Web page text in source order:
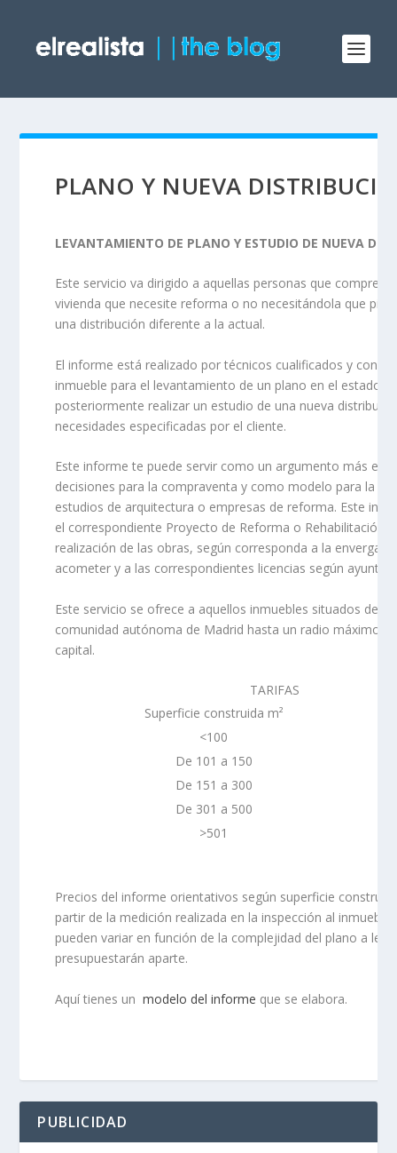
PLANO Y NUEVA
LEVANTAMIENTO DE PLANO Y ESTUDIO DE NUEVA
Este servicio va dirigido a aquellas personas que compren
vivienda que necesite reforma o no necesitándola que
una distribución diferente a la actual.
El informe está realizado por técnicos cualificados y
inmueble para el levantamiento de un plano en el estado
posteriormente realizar un estudio de una nueva
necesidades especificadas por el cliente.
Este informe te puede servir como un argumento más en
decisiones para la compraventa y como modelo para la
estudios de arquitectura o empresas de reforma. Este
el correspondiente Proyecto de Reforma o Rehabilitación
realización de las obras, según corresponda a la
acometer y a las correspondientes licencias según
Este servicio se ofrece a aquellos inmuebles situados
comunidad autónoma de Madrid hasta un radio máximo
capital.
TARIFAS
Superficie construida m²
<100
De 101 a 150
De 151 a 300
De 301 a 500
>501
Precios del informe orientativos según superficie
partir de la medición realizada en la inspección al
pueden variar en función de la complejidad del plano a
presupuestarán aparte.
Aquí tienes unmodelo del informe que se elabora.
PUBLICIDAD